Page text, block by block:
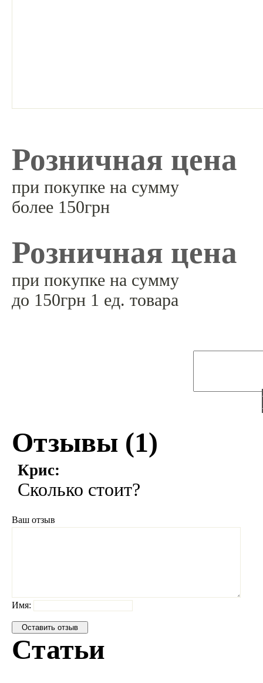
Розничная цена
при покупке на сумму
более 150грн
Розничная цена
при покупке на сумму
до 150грн 1 ед. товара
Отзывы (1)
Крис:
Сколько стоит?
Ваш отзыв
Имя:
Статьи